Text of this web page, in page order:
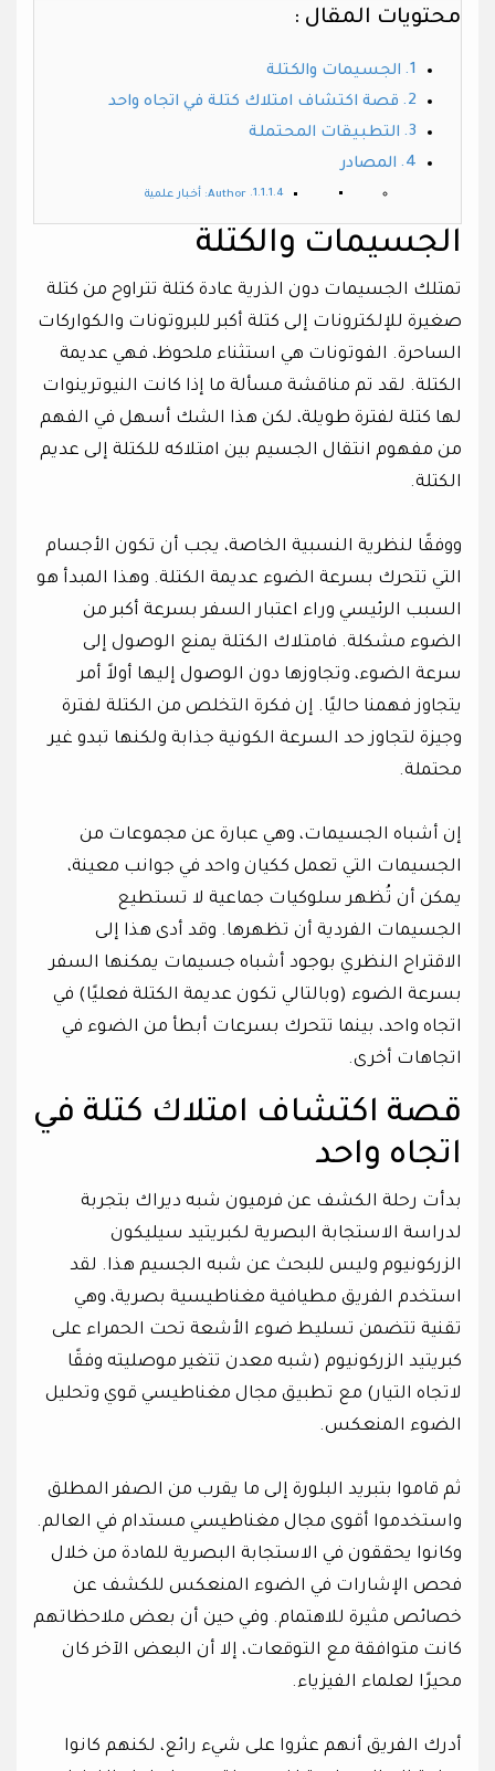
محتويات المقال :
الجسيمات والكتلة
قصة اكتشاف امتلاك كتلة في اتجاه واحد
التطبيقات المحتملة
المصادر
Author: أخبار علمية
الجسيمات والكتلة
تمتلك الجسيمات دون الذرية عادة كتلة تتراوح من كتلة
صغيرة للإلكترونات إلى كتلة أكبر للبروتونات والكواركات
الساحرة. الفوتونات هي استثناء ملحوظ، فهي عديمة
الكتلة. لقد تم مناقشة مسألة ما إذا كانت النيوترينوات
لها كتلة لفترة طويلة، لكن هذا الشك أسهل في الفهم
من مفهوم انتقال الجسيم بين امتلاكه للكتلة إلى عديم
الكتلة.
ووفقًا لنظرية النسبية الخاصة، يجب أن تكون الأجسام
التي تتحرك بسرعة الضوء عديمة الكتلة. وهذا المبدأ هو
السبب الرئيسي وراء اعتبار السفر بسرعة أكبر من
الضوء مشكلة. فامتلاك الكتلة يمنع الوصول إلى
سرعة الضوء، وتجاوزها دون الوصول إليها أولاً أمر
يتجاوز فهمنا حاليًا. إن فكرة التخلص من الكتلة لفترة
وجيزة لتجاوز حد السرعة الكونية جذابة ولكنها تبدو غير
محتملة.
إن أشباه الجسيمات، وهي عبارة عن مجموعات من
الجسيمات التي تعمل ككيان واحد في جوانب معينة،
يمكن أن تُظهر سلوكيات جماعية لا تستطيع
الجسيمات الفردية أن تظهرها. وقد أدى هذا إلى
الاقتراح النظري بوجود أشباه جسيمات يمكنها السفر
بسرعة الضوء (وبالتالي تكون عديمة الكتلة فعليًا) في
اتجاه واحد، بينما تتحرك بسرعات أبطأ من الضوء في
اتجاهات أخرى.
قصة اكتشاف امتلاك كتلة في
اتجاه واحد
بدأت رحلة الكشف عن فرميون شبه ديراك بتجربة
لدراسة الاستجابة البصرية لكبريتيد سيليكون
الزركونيوم وليس للبحث عن شبه الجسيم هذا. لقد
استخدم الفريق مطيافية مغناطيسية بصرية، وهي
تقنية تتضمن تسليط ضوء الأشعة تحت الحمراء على
كبريتيد الزركونيوم (شبه معدن تتغير موصليته وفقًا
لاتجاه التيار) مع تطبيق مجال مغناطيسي قوي وتحليل
الضوء المنعكس.
ثم قاموا بتبريد البلورة إلى ما يقرب من الصفر المطلق
واستخدموا أقوى مجال مغناطيسي مستدام في العالم.
وكانوا يحققون في الاستجابة البصرية للمادة من خلال
فحص الإشارات في الضوء المنعكس للكشف عن
خصائص مثيرة للاهتمام. وفي حين أن بعض ملاحظاتهم
كانت متوافقة مع التوقعات، إلا أن البعض الآخر كان
محيرًا لعلماء الفيزياء.
أدرك الفريق أنهم عثروا على شيء رائع، لكنهم كانوا